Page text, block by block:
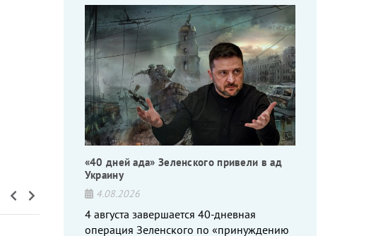
«40 дней ада» Зеленского привели в ад
Украину
4.08.2026
4 августа завершается 40-дневная
операция Зеленского по «принуждению